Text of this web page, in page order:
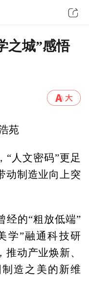
之城”感悟
苑
“人文密码”更足
动制造业向上突
经的“粗放低端”
学”融通科技研
动产业焕新、
造之美的新维